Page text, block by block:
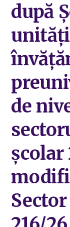
după
de
școlar